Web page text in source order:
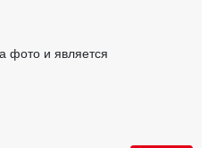
фото и является